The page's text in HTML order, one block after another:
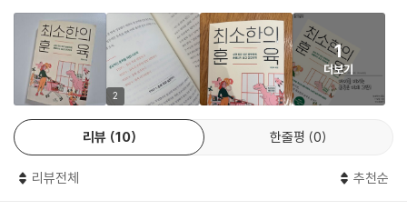
진 몸의 열기를 고스란히 느낄 수 있어 아이의 마음을 더 잘 이해하게 된다.
신기하게 엄마 목소리도 쉽게 조절된다. 소리를 지르지 않고 목소리 톤을
낮추고, 작게 천천히 말하는 것이 가능하다.
- p.186, 〈아이를 통제하기 힘들 때는 ‘백허그 훈육법’〉 중에서
좋은 부모가 되어 아이를 잘 키우고 싶은 부모일수록 명령형의 언어를 꺼
리는 경향이 많다. “해!”, “안 돼!”라는 말을 사용하면 왠지 나쁜 부모인 것
같고, 아이에게 상처를 준 것 같은 느낌이 든다. 좋은 부모가 훈육에 실패하
깨닫게, 아이는 올바른 방향을 깨달으며 성장한다
이 책이 제안하는 훈육의 원칙은 세 가지다. 첫 번째, ‘따뜻하게’. 무섭고 엄
하게 큰소리를 쳐서 겁을 먹은 아이, 감정적으로 폭발해서 엉엉 우는 아이
에게는 부모의 가르침이 잘 들리지 않는다. 그래서 먼저 따뜻하게 다독이
며 아이를 진정시키는 것이 우선이다.
두 번째, ‘단단하게’. 지금까지 훈육이 실패했다면, 끝까지 단단하게 버티지
못하고 아이에게 틈을 보였기 때문이다. 이 책은 유아기부터 초등학생까지
짚었다. 아침마다 유치원에 안 가겠다고 버티는 아이, 잠자리에 들기 전 끝
2
1
더보기
리뷰 10 한줄평 0
리뷰전체 추천순